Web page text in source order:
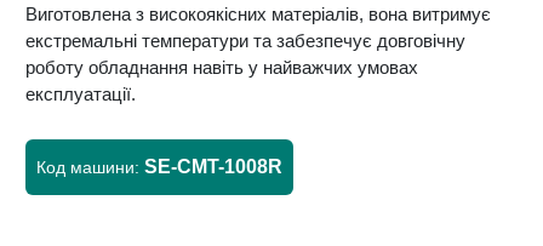
Виготовлена з високоякісних матеріалів, вона витримує
екстремальні температури та забезпечує довговічну
роботу обладнання навіть у найважчих умовах
експлуатації.
Код машини: SE-CMT-1008R